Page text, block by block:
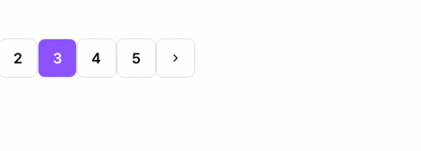
2 3 4 5